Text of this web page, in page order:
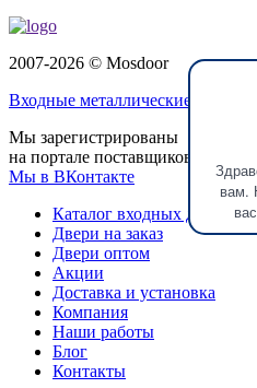
вам.
2007-2026 © Mosdoor
Входные металлические двери
Мы зарегистрированы
на портале поставщиков
Мы в ВКонтакте
Каталог входных дверей
Двери на заказ
Двери оптом
Акции
Доставка и установка
Компания
Наши работы
Блог
Контакты